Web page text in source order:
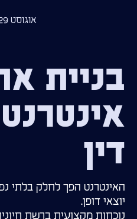
אוגוסט 29, 2024
בניית
דין
האינטרנט הפך לחלק בלתי
יוצאי דופן.
נוכחות מקצועית ברשת